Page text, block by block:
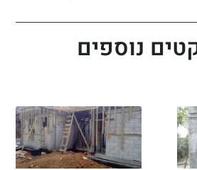
נוספים